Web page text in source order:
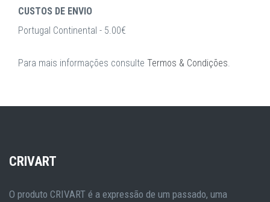
CUSTOS DE ENVIO
Portugal Continental - 5.00€
Para mais informações consulte Termos & Condições.
CRIVART
O produto CRIVART é a expressão de um passado, uma